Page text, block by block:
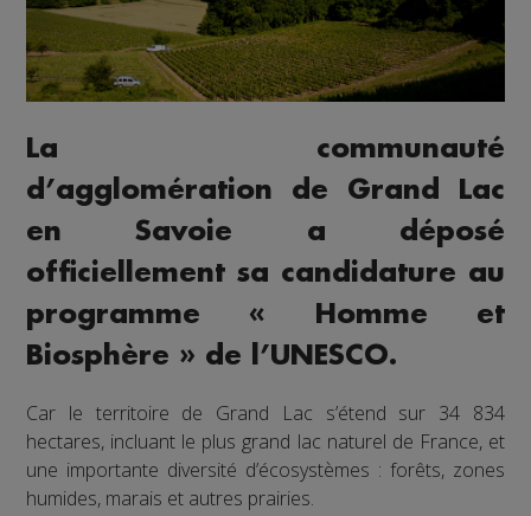
La communauté
d’agglomération de Grand Lac
en Savoie a déposé
officiellement sa candidature au
programme « Homme et
Biosphère » de l’UNESCO.
Car le territoire de Grand Lac s’étend sur 34 834
hectares, incluant le plus grand lac naturel de France, et
une importante diversité d’écosystèmes : forêts, zones
humides, marais et autres prairies.